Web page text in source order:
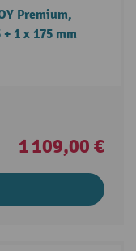
Premium,
1 x 175 mm
1 109,00 €